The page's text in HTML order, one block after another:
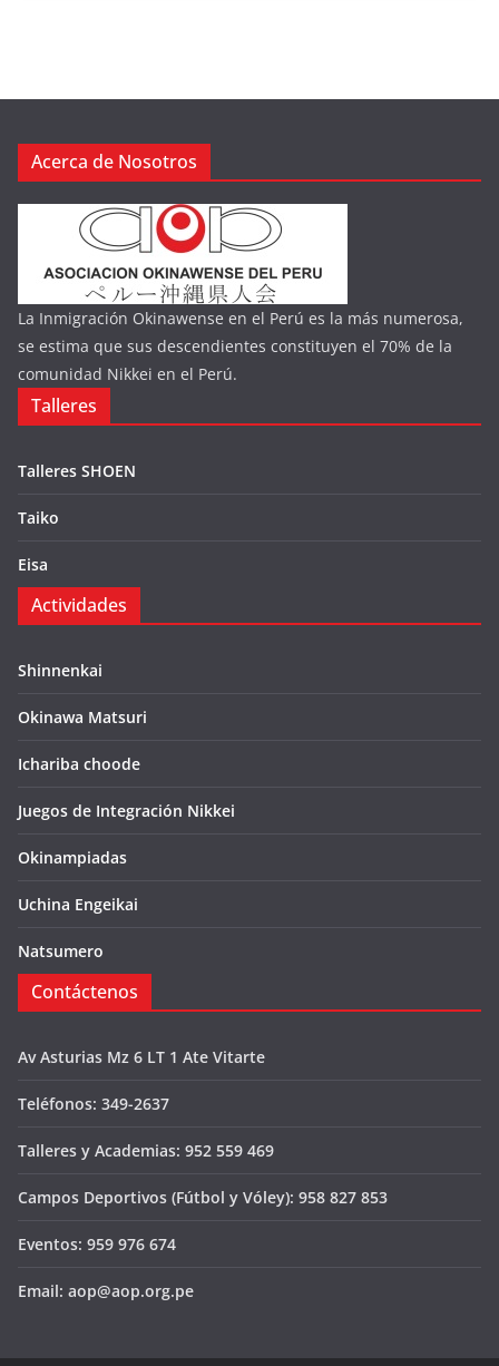
Acerca de Nosotros
La Inmigración Okinawense en el Perú es la más numerosa,
se estima que sus descendientes constituyen el 70% de la
comunidad Nikkei en el Perú.
Talleres
Talleres SHOEN
Taiko
Eisa
Actividades
Shinnenkai
Okinawa Matsuri
Ichariba choode
Juegos de Integración Nikkei
Okinampiadas
Uchina Engeikai
Natsumero
Contáctenos
Av Asturias Mz 6 LT 1 Ate Vitarte
Teléfonos: 349-2637
Talleres y Academias: 952 559 469
Campos Deportivos (Fútbol y Vóley): 958 827 853
Eventos: 959 976 674
Email: aop@aop.org.pe